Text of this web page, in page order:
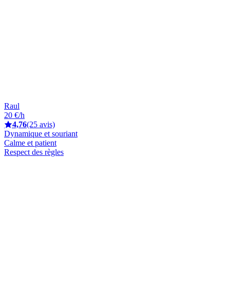
Raul
20 €/h
4,76(25 avis)
Dynamique et souriant
Calme et patient
Respect des règles